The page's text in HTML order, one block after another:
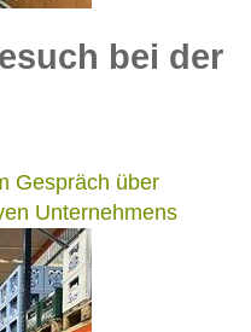
bei der
Gespräch über
Unternehmens